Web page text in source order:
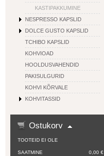
KASTIPAKKUMINE
NESPRESSO KAPSLID
DOLCE GUSTO KAPSLID
TCHIBO KAPSLID
KOHVIOAD
HOOLDUSVAHENDID
PAKISULGURID
KOHVI KÕRVALE
KOHVITASSID
Ostukorv
TOOTEID EI OLE
SAATMINE
0,00 €